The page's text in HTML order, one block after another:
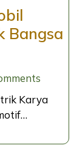
Bangsa
Karya